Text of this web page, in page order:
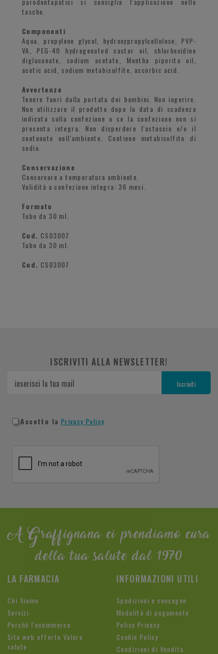
tasche.
Componenti
Aqua, propylene glycol, hydroxypropylcellulose, PVP-
VA, PEG-40 hydrogenated castor oil, chlorhexidine
digluconate, sodium acetate, Mentha piperita oil,
acetic acid, sodium metabisulfite, ascorbic acid.
Avvertenze
Tenere fuori dalla portata dei bambini. Non ingerire.
Non utilizzare il prodotto dopo la data di scadenza
indicata sulla confezione o se la confezione non si
presenta integra. Non disperdere l'astuccio e/o il
contenuto nell'ambiente. Contiene metabisolfito di
sodio.
Conservazione
Conservare a temperatura ambiente.
Validità a confezione integra: 36 mesi.
Formato
Tubo da 30 ml.
Cod. CS03007
Tubo da 30 ml.
Cod. CS03007
ISCRIVITI ALLA NEWSLETTER!
Accetto la Privacy Policy
A Graffignana ci prendiamo cura
della tua salute dal 1970
LA FARMACIA
Chi Siamo
Servizi
Perchè l'ecommerce
Sito web offerte Valore
salute
INFORMAZIONI UTILI
Spedizioni e consegne
Modalità di pagamento
Policy Privacy
Cookie Policy
Condizioni di Vendita